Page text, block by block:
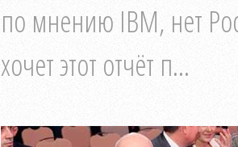
по мнению IBM, нет
хочет этот отчёт п...